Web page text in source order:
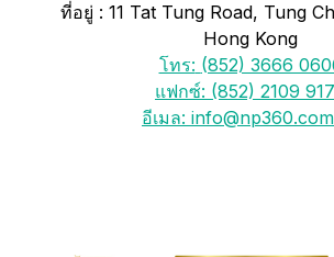
ที่อยู่ : 11 Tat Tung Road, Tung
Hong Kong
โทร: (852) 3666
แฟกซ์: (852) 2109
อีเมล: